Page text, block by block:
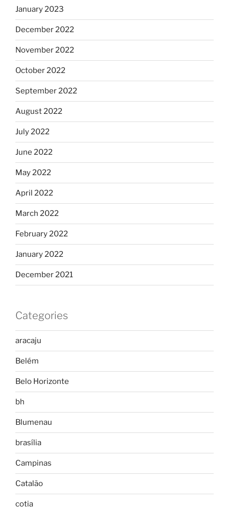
January 2023
December 2022
November 2022
October 2022
September 2022
August 2022
July 2022
June 2022
May 2022
April 2022
March 2022
February 2022
January 2022
December 2021
Categories
aracaju
Belém
Belo Horizonte
bh
Blumenau
brasília
Campinas
Catalão
cotia